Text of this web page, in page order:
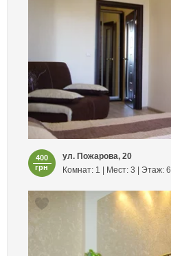
400
грн
ул. Пожарова, 20
Комнат: 1 | Мест: 3 | Этаж: 6